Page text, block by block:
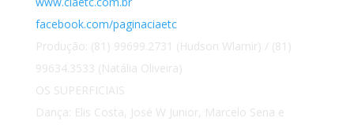
facebook.com/paginaciaetc
Produção: (81) 99699.2731 (Hudson Wlamir) / (81)
99634.3533 (Natália Oliveira)
OS SUPERFICIAIS
Dança: Elis Costa, José W Junior, Marcelo Sena e